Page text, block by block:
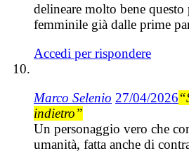
delineare molto bene questo
femminile già dalle prime
Accedi per rispondere
Marco Selenio 27/04/2026
indietro”
Un personaggio vero che
umanità, fatta anche di